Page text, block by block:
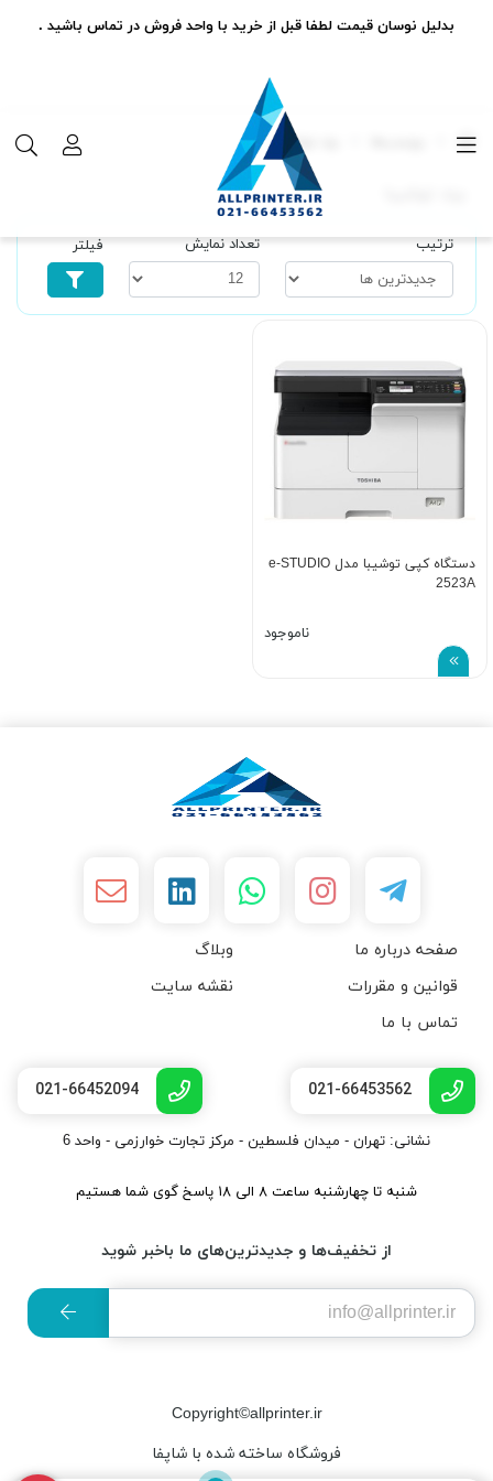
برند توشیبا
ترتیب تعداد نمایش فیلتر
دستگاه کپی توشیبا مدل e-STUDIO
2523A
ناموجود
صفحه درباره ما
وبلاگ
قوانین و مقررات
نقشه سایت
تماس با ما
021-66453562
021-66452094
نشانی: تهران - میدان فلسطین - مرکز تجارت خوارزمی - واحد 6
شنبه تا چهارشنبه ساعت ۸ الی ۱۸ پاسخ گوی شما هستیم
از تخفیف‌ها و جدیدترین‌های ما باخبر شوید
Copyright©allprinter.ir
فروشگاه ساخته شده با شاپفا
بدلیل نوسان قیمت لطفا قبل از خرید با واحد فروش در تماس باشید .